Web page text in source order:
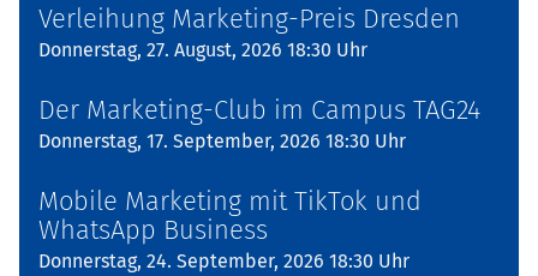
Verleihung Marketing-Preis Dresden
Donnerstag, 27. August, 2026 18:30 Uhr
Der Marketing-Club im Campus TAG24
Donnerstag, 17. September, 2026 18:30 Uhr
Mobile Marketing mit TikTok und
WhatsApp Business
Donnerstag, 24. September, 2026 18:30 Uhr